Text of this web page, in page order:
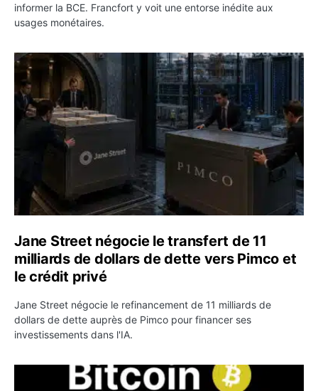
informer la BCE. Francfort y voit une entorse inédite aux
usages monétaires.
Jane Street négocie le transfert de 11 milliards de
Jane Street négocie le transfert de 11
milliards de dollars de dette vers Pimco et
le crédit privé
Jane Street négocie le refinancement de 11 milliards de
dollars de dette auprès de Pimco pour financer ses
investissements dans l'IA.
Bitcoin stagne à 64 000 dollars pendant que les